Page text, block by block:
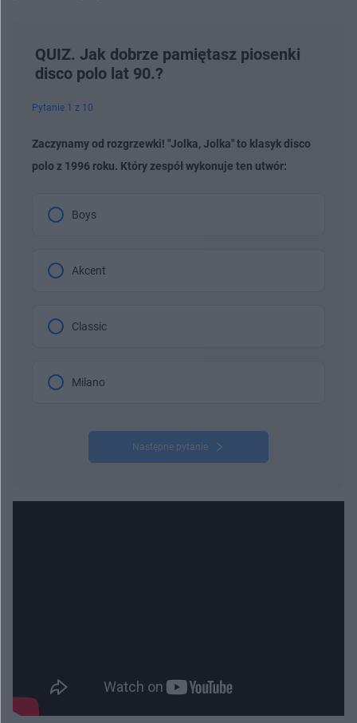
QUIZ. Jak dobrze pamiętasz piosenki
disco polo lat 90.?
Pytanie 1 z 10
Zaczynamy od rozgrzewki! "Jolka, Jolka" to klasyk disco
polo z 1996 roku. Który zespół wykonuje ten utwór:
Boys
Akcent
Classic
Milano
Następne pytanie